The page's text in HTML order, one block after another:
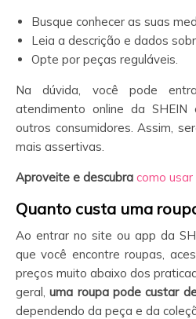
Busque conhecer as suas
Leia a descrição e dados
Opte por peças reguláveis.
Na dúvida, você pode
atendimento online da
outros consumidores. Assim,
mais assertivas.
Aproveite e descubra como
Quanto custa uma
Ao entrar no site ou app da
que você encontre roupas,
preços muito abaixo dos
geral,uma roupa pode custar
dependendo da peça e da